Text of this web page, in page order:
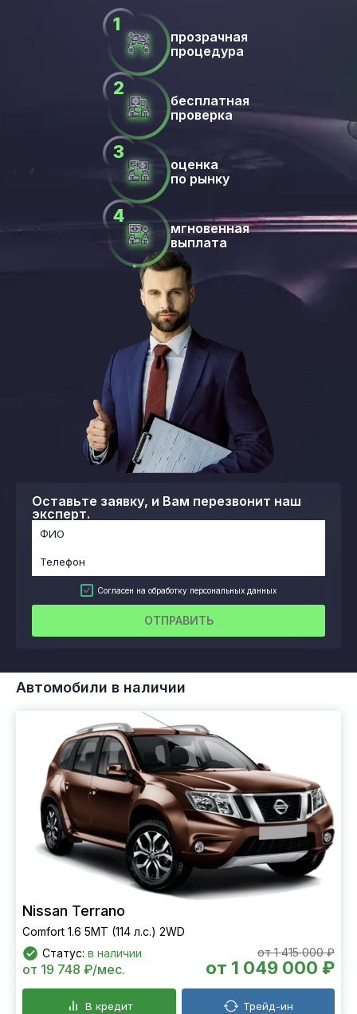
Оставьте заявку, и Вам перезвонит наш
эксперт.
Согласен на обработку персональных данных
ОТПРАВИТЬ
прозрачная
процедура
бесплатная
проверка
оценка
по рынку
мгновенная
выплата
Автомобили в наличии
Nissan Terrano
Comfort 1.6 5МТ (114 л.с.) 2WD
Статус: в наличии от 1 415 000 ₽
от 1 049 000 ₽
от 19 748 ₽/мес.
В кредит Трейд-ин